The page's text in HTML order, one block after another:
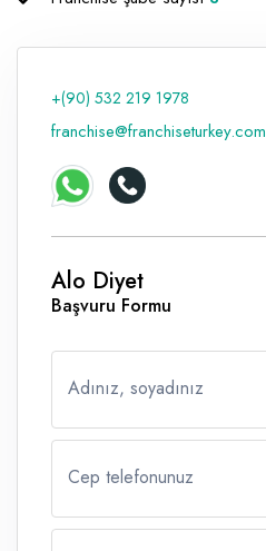
+(90) 532 219 1978
franchise@franchiseturkey.com
Alo Diyet
Başvuru Formu
Adınız, soyadınız
Cep telefonunuz